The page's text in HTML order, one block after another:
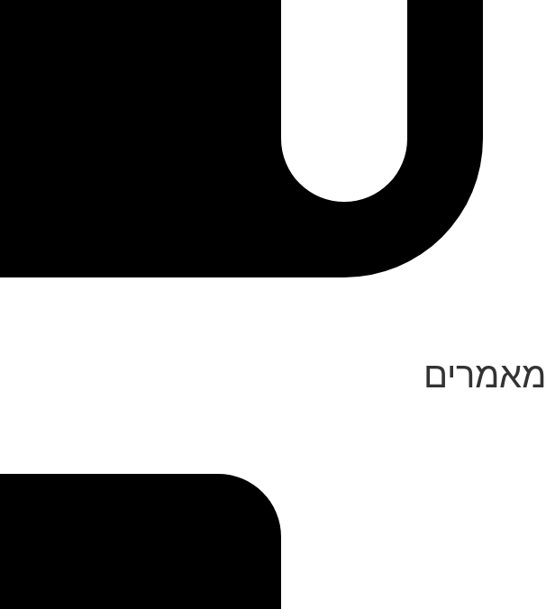
מאמרים